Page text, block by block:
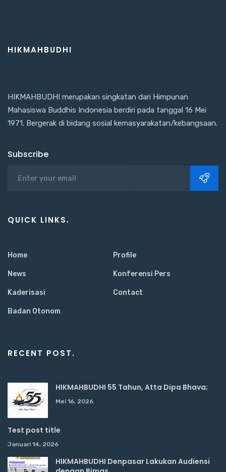
HIKMAHBUDHI
HIKMAHBUDHI merupakan singkatan dari Himpunan
Mahasiswa Buddhis Indonesia berdiri pada tanggal 16 Mei
1971. Bergerak di bidang sosial kemasyarakatan/kebangsaan.
Subscribe
QUICK LINKS.
Home Profile
News Konferensi Pers
Kaderisasi Contact
Badan Otonom
RECENT POST.
HIKMAHBUDHI 55 Tahun, Atta Dipa Bhava;
Mei 16, 2026
Test post title
Januari 14, 2026
HIKMAHBUDHI Denpasar Lakukan Audiensi